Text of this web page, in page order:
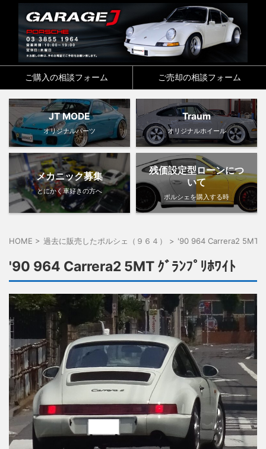
ご購入の相談フォーム ご売却の相談フォーム
JT MODE
オリジナルパーツ
Traum
オリジナルホイール
メカニック募集
とにかく車好きの方へ
残価設定型ローンにつ
いて
ポルシェを購入する時
HOME > 過去に販売したポルシェ（９６４） > '90 964 Carrera2 5MT ｸ
'90 964 Carrera2 5MT ｸﾞﾗﾝﾌﾟﾘﾎﾜｲﾄ